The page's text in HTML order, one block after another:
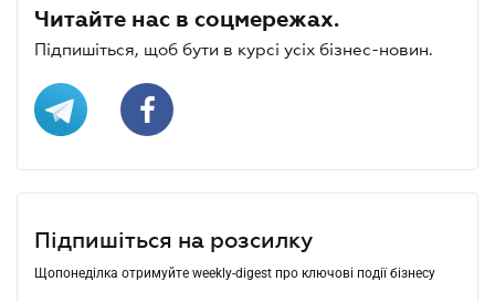
Читайте нас в соцмережах.
Підпишіться, щоб бути в курсі усіх бізнес-новин.
Підпишіться на розсилку
Щопонеділка отримуйте weekly-digest про ключові події бізнесу